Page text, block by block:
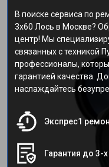
В поиске сервиса по
3x60 Лось в Москве?
центр! Мы
связанных с техникой
профессионалы,
гарантией качества.
наслаждайтесь
Экспрес1
Гарантия до 3-